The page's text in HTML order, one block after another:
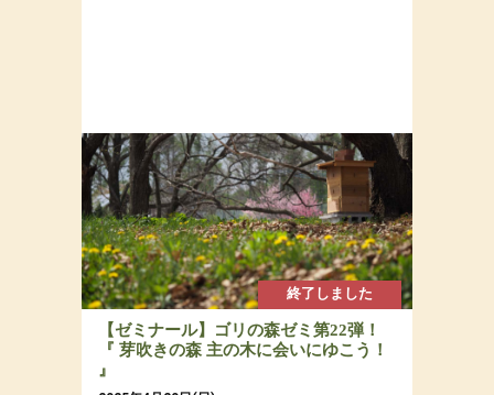
終了しました
【ゼミナール】ゴリの森ゼミ第22弾！
『 芽吹きの森 主の木に会いにゆこう！
』